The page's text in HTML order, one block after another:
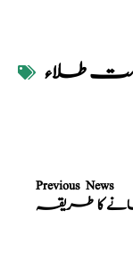
طلاء
Previous News